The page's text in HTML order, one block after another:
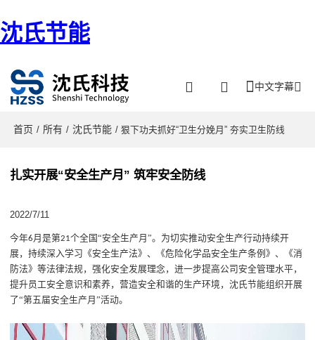
沈氏节能
中文字幕
首页 / 所有 / 沈氏节能 / 狠下功夫抓好“卫生分娩月” 夯实卫生防线
扎实开展“安全生产月” 筑牢安全防线
2022/7/11
今年6月是第21个全国“安全生产月”。为切实推动安全生产行动持续开
展，持续深入学习《安全生产法》、《危险化学品安全生产条例》、《消
防法》等法律法规，强化安全发展理念，进一步提高公司安全管理水平，
提升员工安全意识和素养，营造安全和谐的生产环境，沈氏节能组织开展
了“第五届安全生产月”活动。